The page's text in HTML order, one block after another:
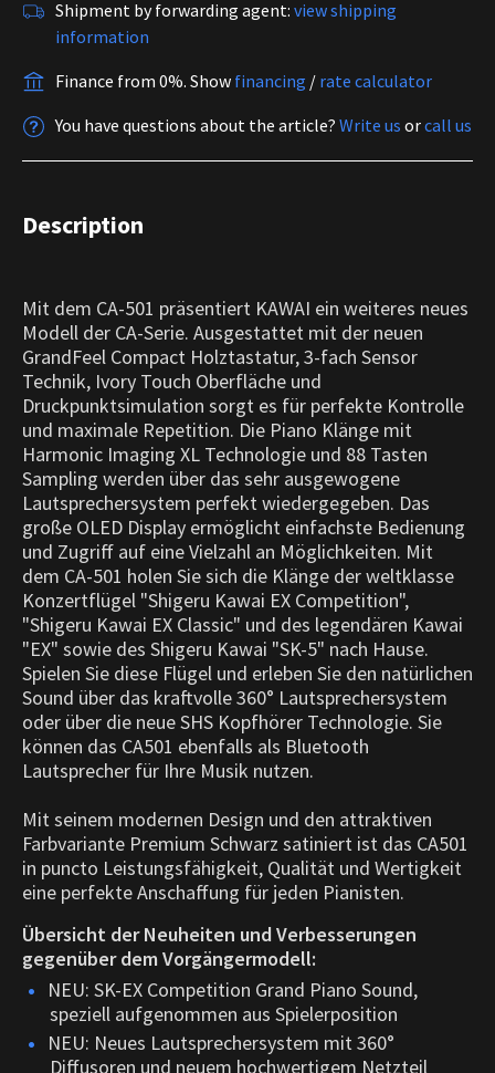
Shipment by forwarding agent: view shipping
information
Finance from 0%. Show financing / rate calculator
You have questions about the article? Write us orcall us
Description
Mit dem CA-501 präsentiert KAWAI ein weiteres neues
Modell der CA-Serie. Ausgestattet mit der neuen
GrandFeel Compact Holztastatur, 3-fach Sensor
Technik, Ivory Touch Oberfläche und
Druckpunktsimulation sorgt es für perfekte Kontrolle
und maximale Repetition. Die Piano Klänge mit
Harmonic Imaging XL Technologie und 88 Tasten
Sampling werden über das sehr ausgewogene
Lautsprechersystem perfekt wiedergegeben. Das
große OLED Display ermöglicht einfachste Bedienung
und Zugriff auf eine Vielzahl an Möglichkeiten. Mit
dem CA-501 holen Sie sich die Klänge der weltklasse
Konzertflügel "Shigeru Kawai EX Competition",
"Shigeru Kawai EX Classic" und des legendären Kawai
"EX" sowie des Shigeru Kawai "SK-5" nach Hause.
Spielen Sie diese Flügel und erleben Sie den natürlichen
Sound über das kraftvolle 360° Lautsprechersystem
oder über die neue SHS Kopfhörer Technologie. Sie
können das CA501 ebenfalls als Bluetooth
Lautsprecher für Ihre Musik nutzen.
Mit seinem modernen Design und den attraktiven
Farbvariante Premium Schwarz satiniert ist das CA501
in puncto Leistungsfähigkeit, Qualität und Wertigkeit
eine perfekte Anschaffung für jeden Pianisten.
Übersicht der Neuheiten und Verbesserungen
gegenüber dem Vorgängermodell:
NEU: SK-EX Competition Grand Piano Sound,
speziell aufgenommen aus Spielerposition
NEU: Neues Lautsprechersystem mit 360°
Diffusoren und neuem hochwertigem Netzteil